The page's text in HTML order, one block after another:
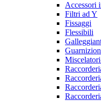
Accessori
Filtri ad Y
Fissaggi
Flessibili